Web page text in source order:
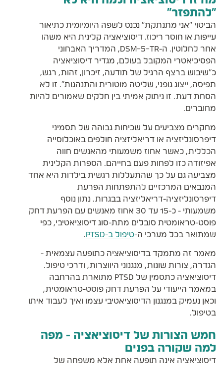
"להתפזר"
הביטוי "אני מתנתקת" נכנס לשפה היומיומית כתיאור
עייפות או חוסר ריכוז. דיסוציאציה קלינית היא משהו
אחר לחלוטין. ה-DSM-5-TR, המדריך האבחוני
הפסיכיאטרי המקובל בעולם, מגדיר דיסוציאציה
כ"שיבוש ברצף הרגיל של תודעה, זיכרון, זהות, רגש,
תפיסה, ייצוג גופני, שליטה מוטורית והתנהגות". זו לא
הסחת דעת. זו ניתוק אמיתי בין חלקים שאמורים להיות
מחוברים.
מחקרים מצביעים על שכיחות גבוהה של תסמיני
דיפרסונליזציה או דריאליזציה חולפים באוכלוסייה
הכללית, כאשר אחוז משמעותי מהאנשים חווה
אפיזודה כזו לפחות פעם בחייהם. הספרות הקלינית
מצביעה גם על כך שהתעללות רגשית בילדות היא אחד
המנבאים המרכזיים להתפתחות הפרעת
דיפרסונליזציה-דריאליזציה בבגרות. נתון נוסף
משמעותי - כ-15 עד 30 אחוז מאנשים עם הפרעת דחק
פוסט-טראומטית סובלים מתת-סוג דיסוציאטיבי, כפי
שמתואר בכל מערכי ה-טיפול ב-PTSD .
מאמר זה מתמקד בדיסוציאציה כתופעה עצמאית -
הגדרה, צורות שונות, מנגנוני היווצרות, ודרכי טיפול.
דיסוציאציה כתסמין של PTSD מתוארת בהרחבה
במאמר הייעודי על הפרעת דחק פוסט-טראומטית,
וכאן נעמיק במנגנון הדיסוציאטיבי עצמו ואיך לעבוד איתו
בטיפול.
חמש הצורות של דיסוציאציה - מפה
למה שקורה בפנים
דיסוציאציה אינה תופעה אחת אלא משפחה של